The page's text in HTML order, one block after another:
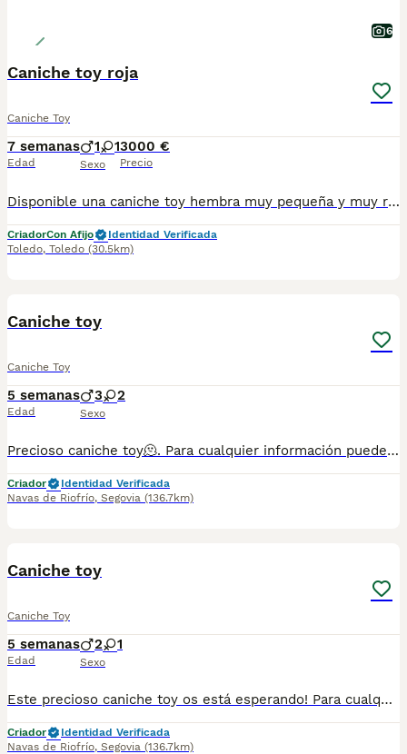
6
Caniche toy roja
Caniche Toy
7 semanas
Edad
1 1
Sexo
3000 €
Precio
Disponible una caniche toy hembra muy pequeña y muy roja,madre 24cm a la cruz y 1,800kg y padre de 25cm a la cruz y 2,5kg una perrita con un pelo y color espectacular,precio 3000€. Delosaltosdevalparaiso somos criadores éticos y familiares en Toledo capital,nuestros caniches viven en casa con nosotros con las mejores comodidades y con mucho cariño, nuestros cachorros se entregan perfectamente sociabilizados y en perfectas condiciones de salud. Los cachorros se entregan: Con chip y cartilla a nombre del comprador, desparasitados y vacunados,con contrato de compra venta con garantías víricas y congenitas,con pedigree LOE (Real sociedad canina de España) y totalmente sociabilizados. Contacto por WhatsApp o llamada al teléfono 647 203 729 https://www.delosaltosdevalparaiso.com
CriadorCon Afijo
Identidad Verificada
Toledo, Toledo (30.5km)
Caniche toy
Caniche Toy
5 semanas
Edad
3 2
Sexo
Precioso caniche toy🫠. Para cualquier información puedes contactar en el teléfono 632 109 444. Entrega disponible para finales de agosto.
Criador
Identidad Verificada
Navas de Riofrío, Segovia (136.7km)
Caniche toy
Caniche Toy
5 semanas
Edad
2 1
Sexo
Este precioso caniche toy os está esperando! Para cualquier información pueden contactar en el 632 109 444.
Criador
Identidad Verificada
Navas de Riofrío, Segovia (136.7km)